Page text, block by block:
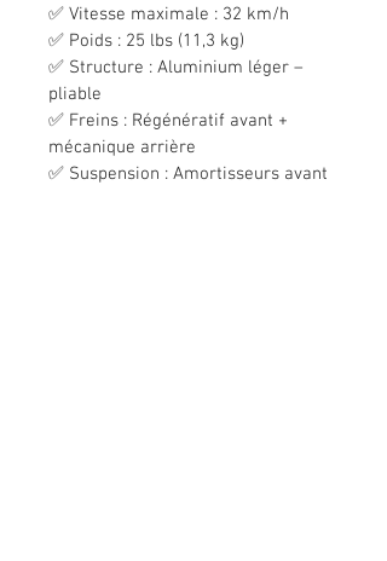
✅ Vitesse maximale : 32 km/h
✅ Poids : 25 lbs (11,3 kg)
✅ Structure : Aluminium léger –
pliable
✅ Freins : Régénératif avant +
mécanique arrière
✅ Suspension : Amortisseurs avant